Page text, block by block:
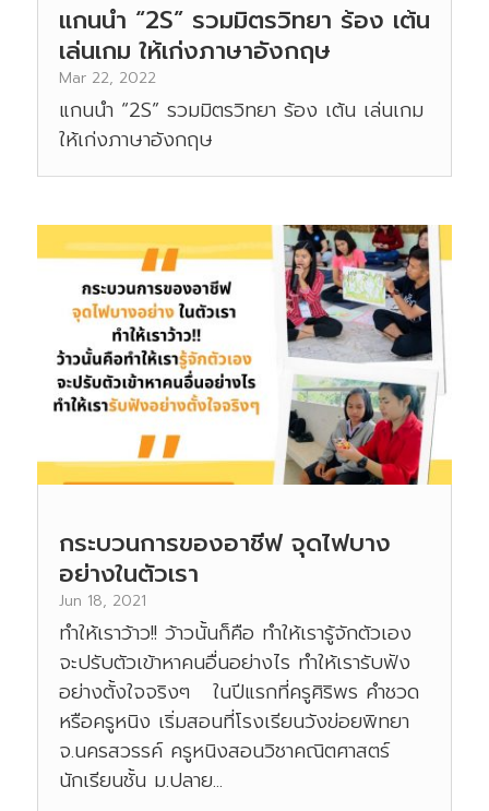
แกนนำ “2S” รวมมิตรวิทยา ร้อง เต้น
เล่นเกม ให้เก่งภาษาอังกฤษ
Mar 22, 2022
แกนนำ “2S” รวมมิตรวิทยา ร้อง เต้น เล่นเกม
ให้เก่งภาษาอังกฤษ
กระบวนการของอาชีฟ จุดไฟบาง
อย่างในตัวเรา
Jun 18, 2021
ทำให้เราว้าว!! ว้าวนั้นก็คือ ทำให้เรารู้จักตัวเอง
จะปรับตัวเข้าหาคนอื่นอย่างไร ทำให้เรารับฟัง
อย่างตั้งใจจริงๆ ในปีแรกที่ครูศิริพร คำชวด
หรือครูหนิง เริ่มสอนที่โรงเรียนวังข่อยพิทยา
จ.นครสวรรค์ ครูหนิงสอนวิชาคณิตศาสตร์
นักเรียนชั้น ม.ปลาย...